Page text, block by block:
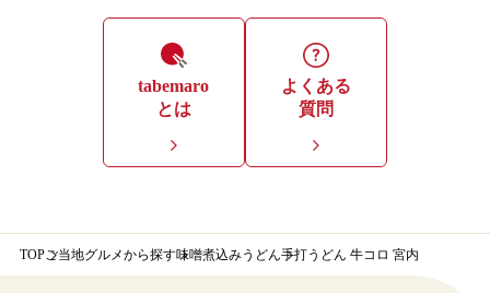
tabemaro
とは
よくある
質問
TOPご当地グルメから探す味噌煮込みうどん手打うどん 牛コロ 宮内